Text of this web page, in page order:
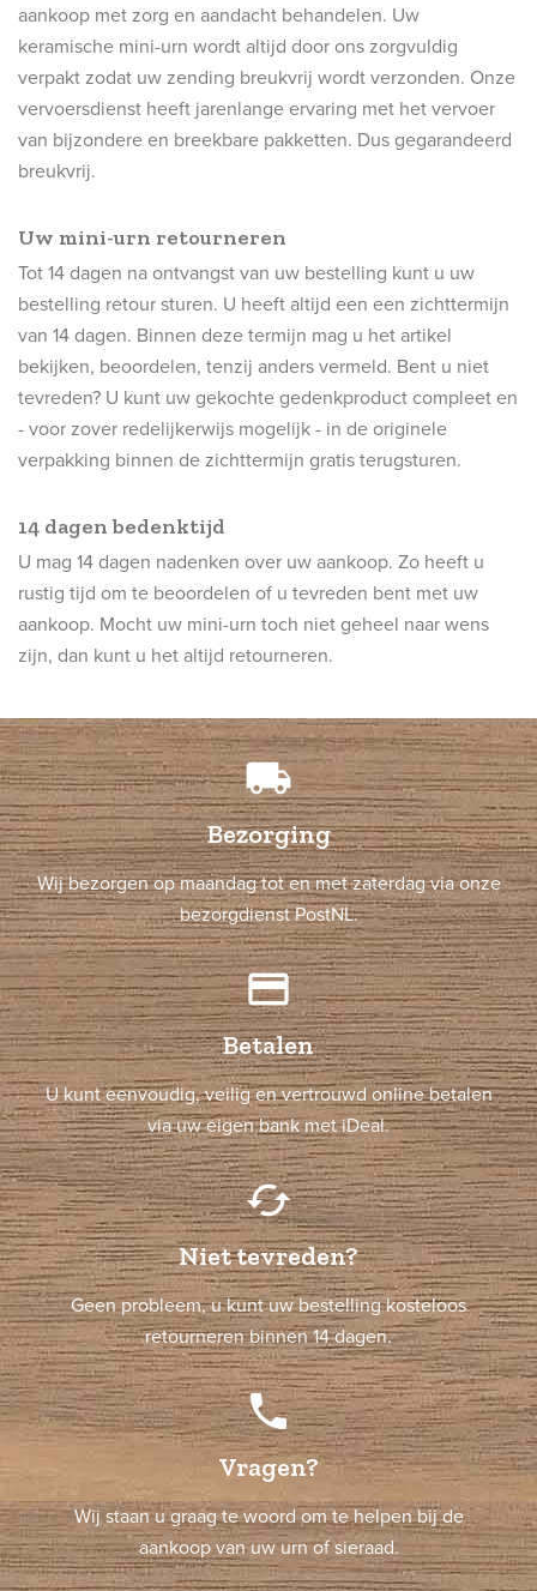
aankoop met zorg en aandacht behandelen. Uw
keramische mini-urn wordt altijd door ons zorgvuldig
verpakt zodat uw zending breukvrij wordt verzonden. Onze
vervoersdienst heeft jarenlange ervaring met het vervoer
van bijzondere en breekbare pakketten. Dus gegarandeerd
breukvrij.
Uw mini-urn retourneren
Tot 14 dagen na ontvangst van uw bestelling kunt u uw
bestelling retour sturen. U heeft altijd een een zichttermijn
van 14 dagen. Binnen deze termijn mag u het artikel
bekijken, beoordelen, tenzij anders vermeld. Bent u niet
tevreden? U kunt uw gekochte gedenkproduct compleet en
- voor zover redelijkerwijs mogelijk - in de originele
verpakking binnen de zichttermijn gratis terugsturen.
14 dagen bedenktijd
U mag 14 dagen nadenken over uw aankoop. Zo heeft u
rustig tijd om te beoordelen of u tevreden bent met uw
aankoop. Mocht uw mini-urn toch niet geheel naar wens
zijn, dan kunt u het altijd retourneren.
local_shipping
Bezorging
Wij bezorgen op maandag tot en met zaterdag via onze
bezorgdienst PostNL.
credit_card
Betalen
U kunt eenvoudig, veilig en vertrouwd online betalen
via uw eigen bank met iDeal.
cached
Niet tevreden?
Geen probleem, u kunt uw bestelling kosteloos
retourneren binnen 14 dagen.
phone
Vragen?
Wij staan u graag te woord om te helpen bij de
aankoop van uw urn of sieraad.